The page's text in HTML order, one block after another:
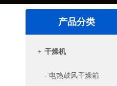
产品分类
+ 干燥机
- 电热鼓风干燥箱